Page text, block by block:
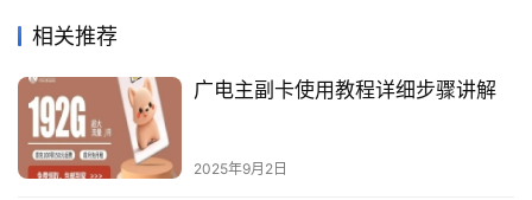
相关推荐
广电主副卡使用教程详细步骤讲解
2025年9月2日